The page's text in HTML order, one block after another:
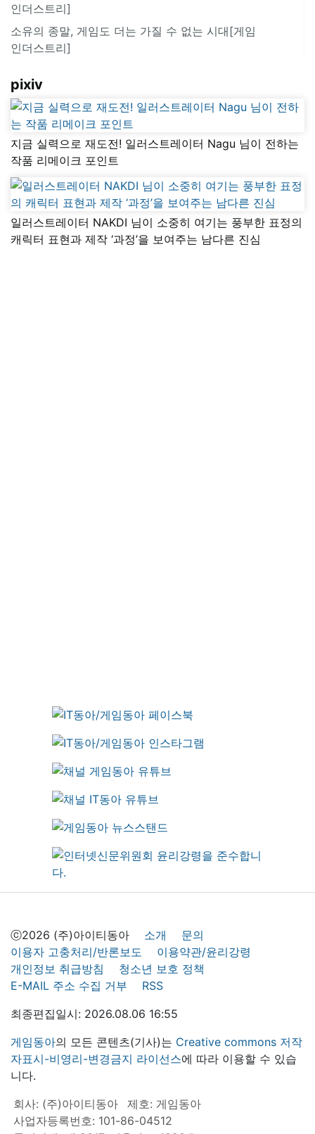
인더스트리]
소유의 종말, 게임도 더는 가질 수 없는 시대[게임
인더스트리]
pixiv
지금 실력으로 재도전! 일러스트레이터 Nagu 님이 전하는
작품 리메이크 포인트
일러스트레이터 NAKDI 님이 소중히 여기는 풍부한 표정의
캐릭터 표현과 제작 ‘과정’을 보여주는 남다른 진심
ⓒ2026 (주)아이티동아 소개
문의
이용자 고충처리/반론보도
이용약관/윤리강령
개인정보 취급방침
청소년 보호 정책
E-MAIL 주소 수집 거부
RSS
최종편집일시: 2026.08.06 16:55
게임동아의 모든 콘텐츠(기사)는 Creative commons 저작
자표시-비영리-변경금지 라이선스에 따라 이용할 수 있습
니다.
회사: (주)아이티동아
제호: 게임동아
사업자등록번호: 101-86-04512